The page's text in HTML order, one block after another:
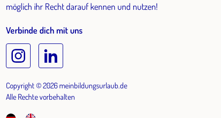
möglich ihr Recht darauf kennen und nutzen!
Verbinde dich mit uns
Copyright © 2026 meinbildungsurlaub.de
Alle Rechte vorbehalten